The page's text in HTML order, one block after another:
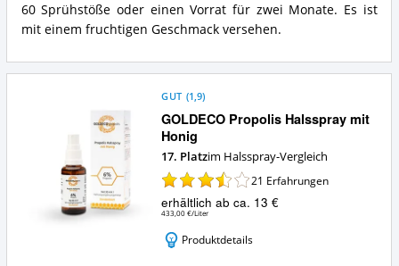
60 Sprühstöße oder einen Vorrat für zwei Monate. Es ist
mit einem fruchtigen Geschmack versehen.
GOLDECO Propolis Halsspray mit
Honig
GUT (1,9)
17. Platzim Halsspray-Vergleich
21 Erfahrungen
erhältlich ab ca. 13 €
433,00 €/Liter
Produktdetails